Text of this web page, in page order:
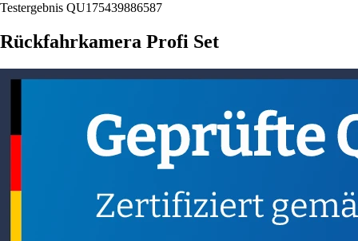
Testergebnis QU175439886587
Rückfahrkamera Profi Set